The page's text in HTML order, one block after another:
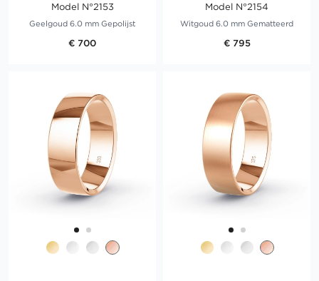
Model N°2153
Geelgoud 6.0 mm Gepolijst
€ 700
Model N°2154
Witgoud 6.0 mm Gematteerd
€ 795